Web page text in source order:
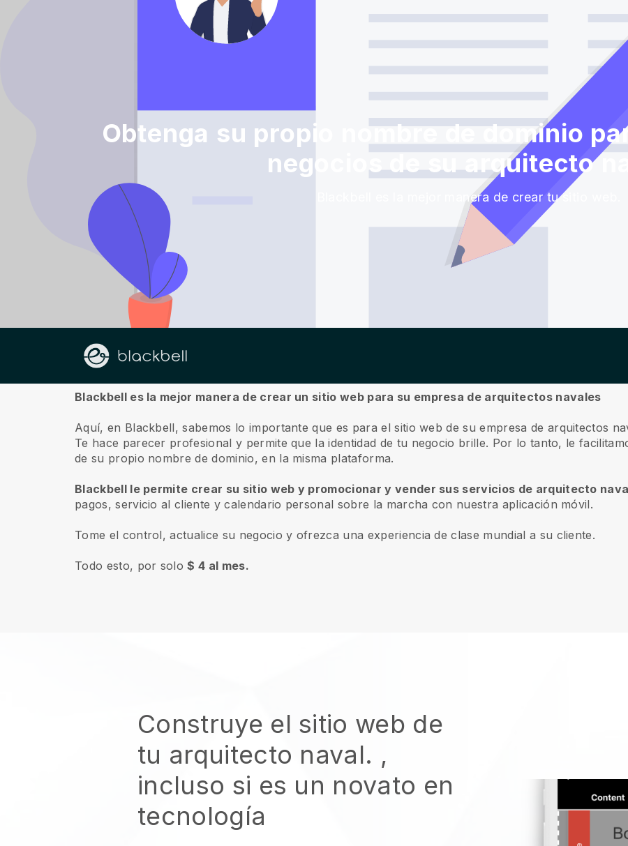
Obtenga su propio nombre de dominio
negocios de su arquitecto
Blackbell es la mejor manera de crear tu sitio web.
Sobre nosotros
Blackbell es la mejor manera de crear un sitio web para su empresa de arquitectos navales
Aquí, en Blackbell, sabemos lo importante que es para el sitio web de su empresa de arquitectos
Te hace parecer profesional y permite que la identidad de tu negocio brille. Por lo tanto, le
de su propio nombre de dominio, en la misma plataforma.
Blackbell le permite crear su sitio web y promocionar y vender sus servicios de arquitecto
pagos, servicio al cliente y calendario personal sobre la marcha con nuestra aplicación móvil.
Tome el control, actualice su negocio y ofrezca una experiencia de clase mundial a su cliente.
Todo esto, por solo$ 4 al mes.
Construye el sitio web de
tu arquitecto naval. ,
incluso si es un novato en
tecnología